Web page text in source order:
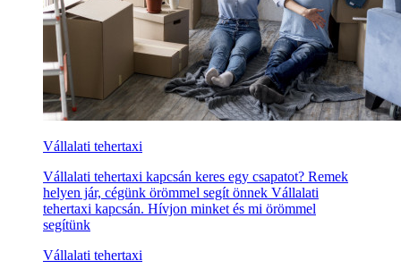
Vállalati tehertaxi
Vállalati tehertaxi kapcsán keres egy csapatot? Remek
helyen jár, cégünk örömmel segít önnek Vállalati
tehertaxi kapcsán. Hívjon minket és mi örömmel
segítünk
Vállalati tehertaxi